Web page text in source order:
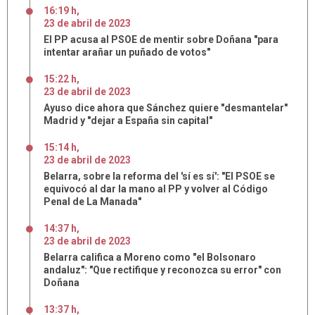
16:19 h,
23 deabril de 2023
El PP acusa al PSOE de mentir sobre Doñana "para
intentar arañar un puñado de votos"
15:22 h,
23 deabril de 2023
Ayuso dice ahora que Sánchez quiere "desmantelar"
Madrid y "dejar a España sin capital"
15:14 h,
23 deabril de 2023
Belarra, sobre la reforma del 'sí es sí': "El PSOE se
equivocó al dar la mano al PP y volver al Código
Penal de La Manada"
14:37 h,
23 deabril de 2023
Belarra califica a Moreno como "el Bolsonaro
andaluz": "Que rectifique y reconozca su error" con
Doñana
13:37 h,